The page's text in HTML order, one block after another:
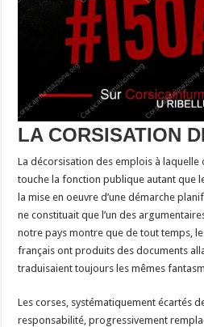
LA CORSISATION
La décorsisation des emplois à laquelle
touche la fonction publique autant que
la mise en oeuvre d’une démarche
ne constituait que l’un des
notre pays montre que de tout temps,
français ont produits des documents
traduisaient toujours les mêmes
Les corses, systématiquement écartés
responsabilité, progressivement